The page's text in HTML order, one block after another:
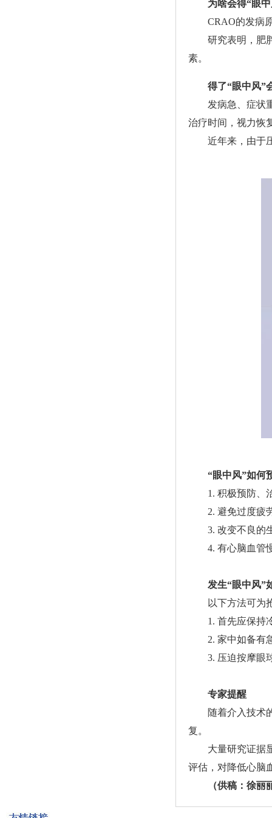
为啥会得“眼
CRAO的发病原
研究表明，肥胖
素。
得了“眼中风”
发病急、症状重
治疗时间，视力恢
近年来，由于压
“眼中风”如何
1. 积极预防、
2. 避免过度疲劳
3. 改变不良的生
4. 有心脑血管慢
发生“眼中风”
以下方法可为
1. 首先应保持冷
2. 家中如备有急
3. 压迫按摩眼球
专家提醒
随着介入技术
复。
大量研究证据显
评估，对降低心脑
（供稿： 徐丽